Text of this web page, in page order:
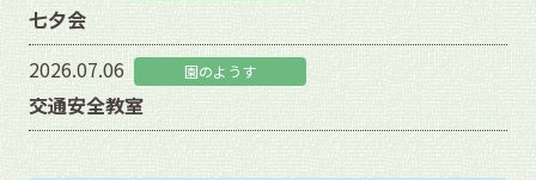
七夕会
2026.07.06
園のようす
交通安全教室